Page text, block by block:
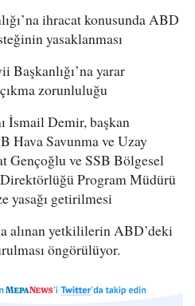
ihracat konusunda ABD
yasaklanması
Başkanlığı’na yarar
zorunluluğu
İsmail Demir, başkan
Hava Savunma ve Uzay
Gençoğlu ve SSB Bölgesel
Program Müdürü
yasağı getirilmesi
alınan yetkililerin ABD’deki
öngörülüyor.